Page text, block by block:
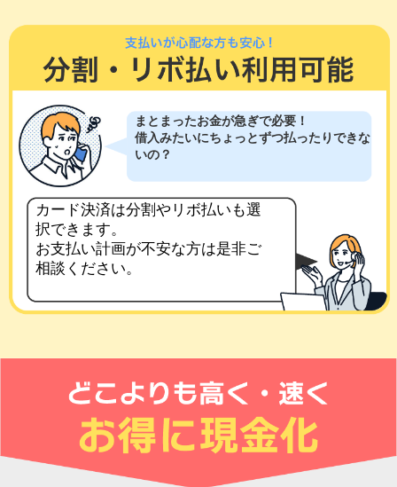
まとまったお金が急ぎで必要！
借入みたいにちょっとずつ払ったりできな
いの？
カード決済は分割やリボ払いも選
択できます。
お支払い計画が不安な方は是非ご
相談ください。